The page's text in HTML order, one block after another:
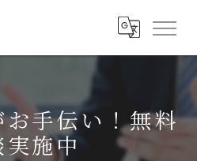
手伝い！無料
実施中